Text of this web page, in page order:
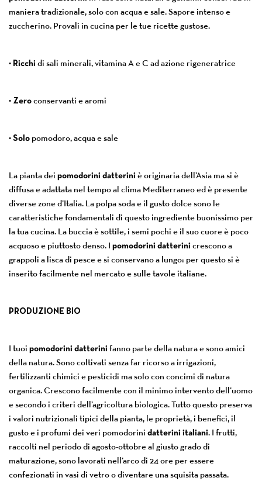
maniera tradizionale, solo con acqua e sale. Sapore intenso e
zuccherino. Provali in cucina per le tue ricette gustose.
• Ricchi di sali minerali, vitamina A e C ad azione rigeneratrice
• Zero conservanti e aromi
• Solo pomodoro, acqua e sale
La pianta dei pomodorini datterini è originaria dell’Asia ma si è
diffusa e adattata nel tempo al clima Mediterraneo ed è presente
diverse zone d’Italia. La polpa soda e il gusto dolce sono le
caratteristiche fondamentali di questo ingrediente buonissimo per
la tua cucina. La buccia è sottile, i semi pochi e il suo cuore è poco
acquoso e piuttosto denso. I
pomodorini datterini crescono a
grappoli a lisca di pesce e si conservano a lungo: per questo si è
inserito facilmente nel mercato e sulle tavole italiane.
PRODUZIONE BIO
I tuoi pomodorini datterini fanno parte della natura e sono amici
della natura. Sono coltivati senza far ricorso a irrigazioni,
fertilizzanti chimici e pesticidi ma solo con concimi di natura
organica. Crescono facilmente con il minimo intervento dell’uomo
e secondo i criteri dell’agricoltura biologica. Tutto questo preserva
i valori nutrizionali tipici della pianta, le proprietà, i benefici, il
gusto e i profumi dei veri pomodorini datterini italiani. I frutti,
raccolti nel periodo di agosto-ottobre al giusto grado di
maturazione, sono lavorati nell’arco di 24 ore per essere
confezionati in vasi di vetro o diventare una squisita passata.